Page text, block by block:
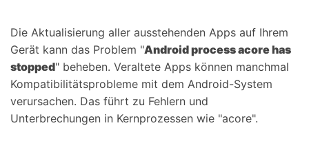
Die Aktualisierung aller ausstehenden Apps auf Ihrem
Gerät kann das Problem "Android process acore has
stopped" beheben. Veraltete Apps können manchmal
Kompatibilitätsprobleme mit dem Android-System
verursachen. Das führt zu Fehlern und
Unterbrechungen in Kernprozessen wie "acore".